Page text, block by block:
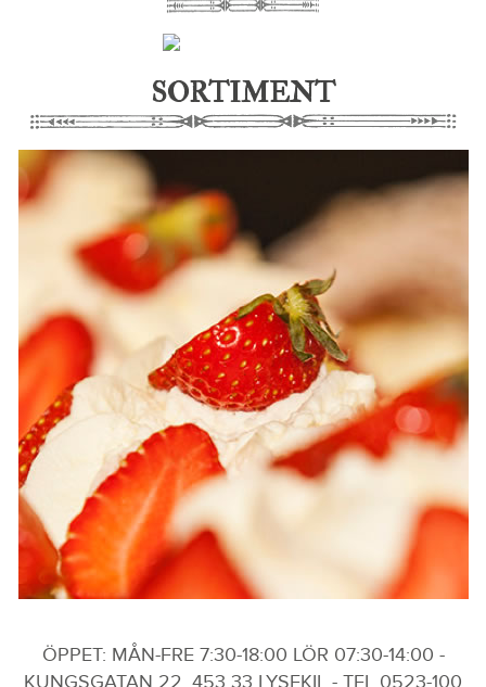
SORTIMENT
ÖPPET: MÅN-FRE 7:30-18:00 LÖR 07:30-14:00 -
KUNGSGATAN 22, 453 33 LYSEKIL - TEL 0523-100